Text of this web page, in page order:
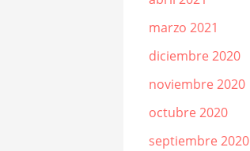
marzo 2021
diciembre 2020
noviembre 2020
octubre 2020
septiembre 2020